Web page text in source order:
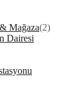
Mağaza(2)
Dairesi